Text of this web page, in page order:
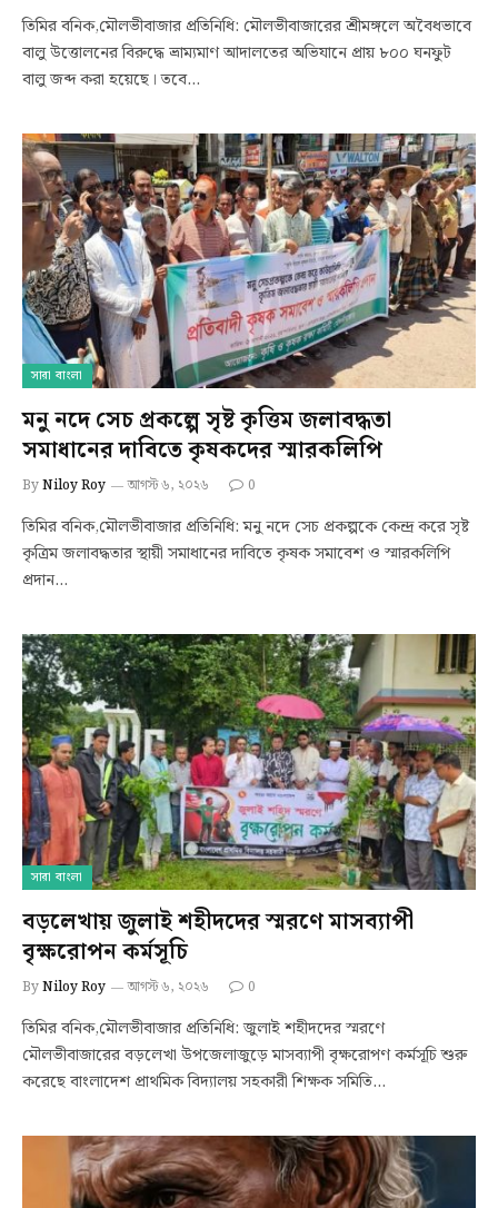
তিমির বনিক,মৌলভীবাজার প্রতিনিধি: মৌলভীবাজারের শ্রীমঙ্গলে অবৈধভাবে
বালু উত্তোলনের বিরুদ্ধে ভ্রাম্যমাণ আদালতের অভিযানে প্রায় ৮০০ ঘনফুট
বালু জব্দ করা হয়েছে। তবে…
সারা বাংলা
মনু নদে সেচ প্রকল্পে সৃষ্ট কৃত্তিম জলাবদ্ধতা
সমাধানের দাবিতে কৃষকদের স্মারকলিপি
ByNiloy Roy আগস্ট ৬, ২০২৬ 0
তিমির বনিক,মৌলভীবাজার প্রতিনিধি: মনু নদে সেচ প্রকল্পকে কেন্দ্র করে সৃষ্ট
কৃত্রিম জলাবদ্ধতার স্থায়ী সমাধানের দাবিতে কৃষক সমাবেশ ও স্মারকলিপি
প্রদান…
সারা বাংলা
বড়লেখায় জুলাই শহীদদের স্মরণে মাসব্যাপী
বৃক্ষরোপন কর্মসূচি
ByNiloy Roy আগস্ট ৬, ২০২৬ 0
তিমির বনিক,মৌলভীবাজার প্রতিনিধি: জুলাই শহীদদের স্মরণে
মৌলভীবাজারের বড়লেখা উপজেলাজুড়ে মাসব্যাপী বৃক্ষরোপণ কর্মসূচি শুরু
করেছে বাংলাদেশ প্রাথমিক বিদ্যালয় সহকারী শিক্ষক সমিতি…